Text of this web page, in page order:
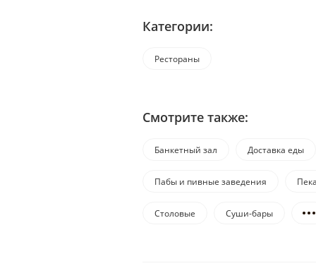
Категории:
Рестораны
Смотрите также:
Банкетный зал Доставка еды
Пабы и пивные заведения
Столовые Суши-бары